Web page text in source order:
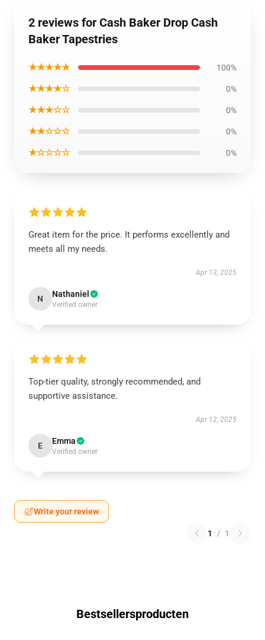
2 reviews for Cash Baker Drop Cash
Baker Tapestries
★★★★★ 100%
★★★★☆ 0%
★★★☆☆ 0%
★★☆☆☆ 0%
★☆☆☆☆ 0%
Great item for the price. It performs excellently and
meets all my needs.
Apr 13, 2025
N Nathaniel
Verified owner
Top-tier quality, strongly recommended, and
supportive assistance.
Apr 12, 2025
E Emma
Verified owner
Write your review
1 / 1
Bestsellersproducten